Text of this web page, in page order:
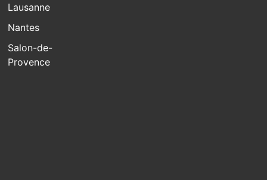
Lausanne
Nantes
Salon-de-
Provence